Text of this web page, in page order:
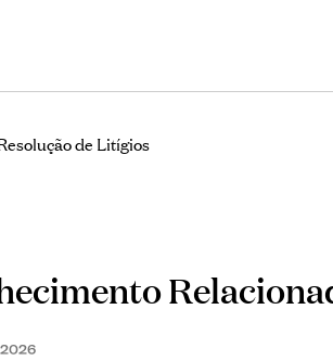
de Litígios